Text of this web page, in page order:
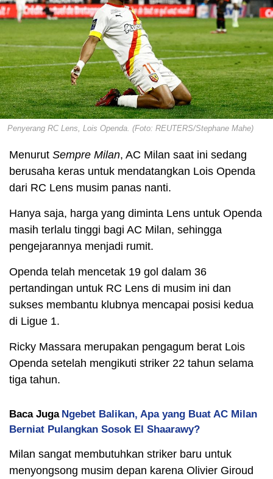
Penyerang RC Lens, Lois Openda. (Foto: REUTERS/Stephane Mahe)
Menurut Sempre Milan, AC Milan saat ini sedang
berusaha keras untuk mendatangkan Lois Openda
dari RC Lens musim panas nanti.
Hanya saja, harga yang diminta Lens untuk Openda
masih terlalu tinggi bagi AC Milan, sehingga
pengejarannya menjadi rumit.
Openda telah mencetak 19 gol dalam 36
pertandingan untuk RC Lens di musim ini dan
sukses membantu klubnya mencapai posisi kedua
di Ligue 1.
Ricky Massara merupakan pengagum berat Lois
Openda setelah mengikuti striker 22 tahun selama
tiga tahun.
Baca Juga Ngebet Balikan, Apa yang Buat AC Milan
Berniat Pulangkan Sosok El Shaarawy?
Milan sangat membutuhkan striker baru untuk
menyongsong musim depan karena Olivier Giroud